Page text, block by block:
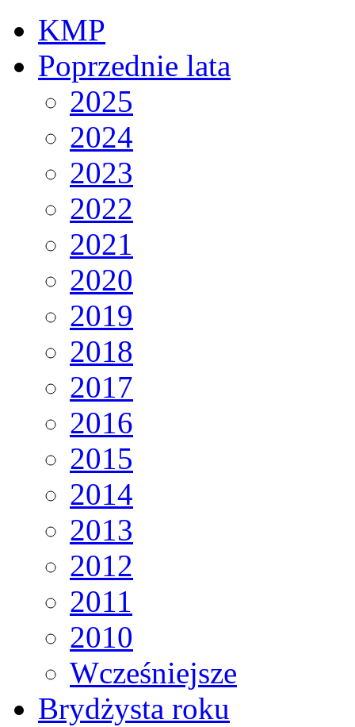
KMP
Poprzednie lata
2025
2024
2023
2022
2021
2020
2019
2018
2017
2016
2015
2014
2013
2012
2011
2010
Wcześniejsze
Brydżysta roku